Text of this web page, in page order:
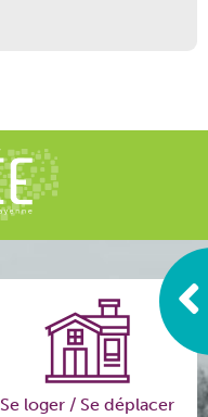
Se loger / Se déplacer